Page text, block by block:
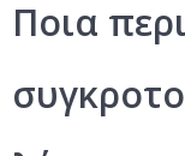
Ποια